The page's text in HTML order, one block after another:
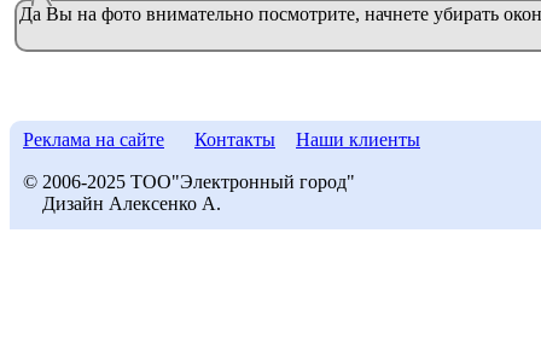
Да Вы на фото внимательно посмотрите, начнете убирать
Реклама на сайте Контакты Наши клиенты
© 2006-2025 ТОО"Электронный город"
Дизайн Алексенко А.